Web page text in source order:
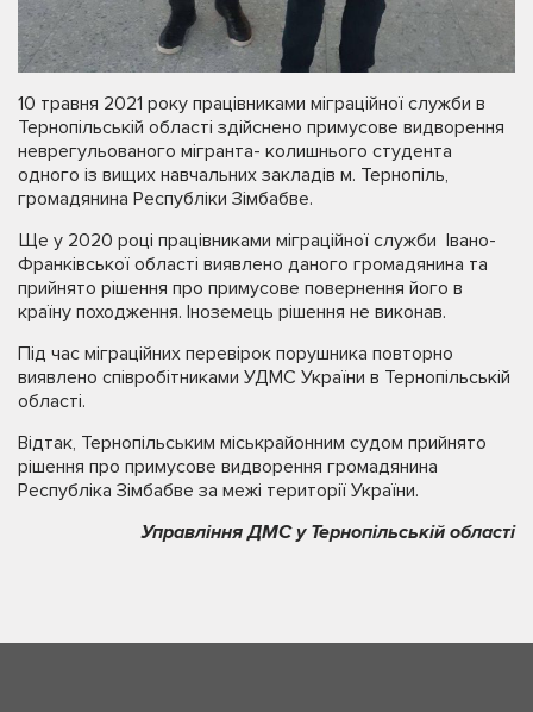
10 травня 2021 року працівниками міграційної служби в
Тернопільській області здійснено примусове видворення
неврегульованого мігранта- колишнього студента
одного із вищих навчальних закладів м. Тернопіль,
громадянина Республіки Зімбабве.
Ще у 2020 році працівниками міграційної служби Івано-
Франківської області виявлено даного громадянина та
прийнято рішення про примусове повернення його в
країну походження. Іноземець рішення не виконав.
Під час міграційних перевірок порушника повторно
виявлено співробітниками УДМС України в Тернопільській
області.
Відтак, Тернопільським міськрайонним судом прийнято
рішення про примусове видворення громадянина
Республіка Зімбабве за межі території України.
Управління ДМС у Тернопільській області